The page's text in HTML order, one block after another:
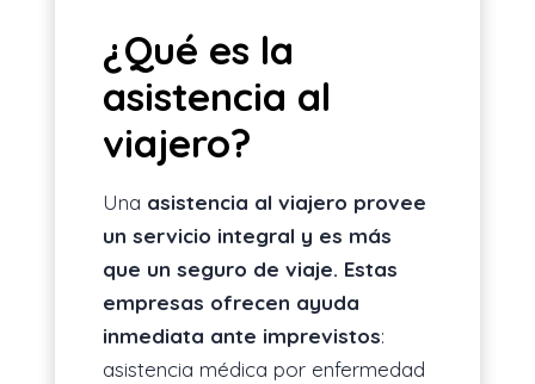
¿Qué es la
asistencia al
viajero?
Una asistencia al viajero provee
un servicio integral y es más
que un seguro de viaje. Estas
empresas ofrecen ayuda
inmediata ante imprevistos:
asistencia médica por enfermedad